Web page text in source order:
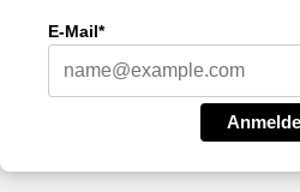
E-Mail*